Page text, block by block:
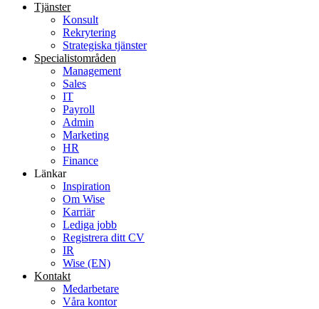
Tjänster
Konsult
Rekrytering
Strategiska tjänster
Specialist­områden
Management
Sales
IT
Payroll
Admin
Marketing
HR
Finance
Länkar
Inspiration
Om Wise
Karriär
Lediga jobb
Registrera ditt CV
IR
Wise (EN)
Kontakt
Medarbetare
Våra kontor